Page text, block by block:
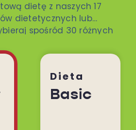
dietę z naszych 17
dietetycznych lub
spośród 30 różnych
Dieta
Basic